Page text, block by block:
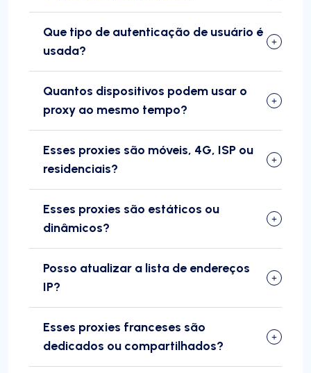
Que tipo de autenticação de usuário é
usada?
Quantos dispositivos podem usar o
proxy ao mesmo tempo?
Esses proxies são móveis, 4G, ISP ou
residenciais?
Esses proxies são estáticos ou
dinâmicos?
Posso atualizar a lista de endereços
IP?
Esses proxies franceses são
dedicados ou compartilhados?